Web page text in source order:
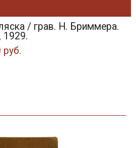
/ грав. Н. Бриммера.
1929.